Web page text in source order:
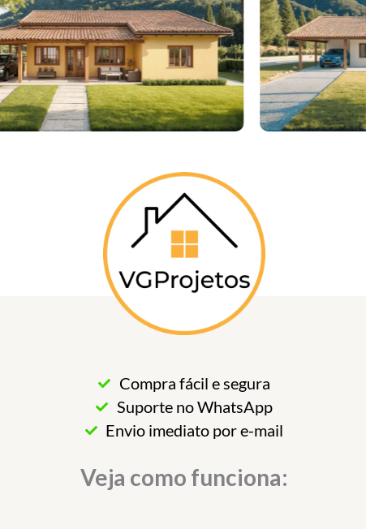
Compra fácil e segura
Suporte no WhatsApp
Envio imediato por e-mail
Veja como funciona: